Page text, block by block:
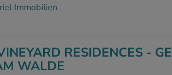
RESIDENCES -
WALDE